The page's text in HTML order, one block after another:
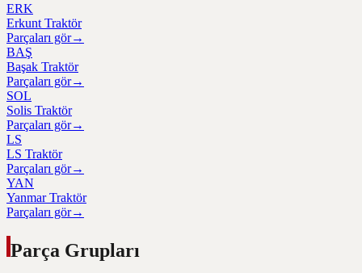
ERK
Erkunt Traktör
Parçaları gör→
BAŞ
Başak Traktör
Parçaları gör→
SOL
Solis Traktör
Parçaları gör→
LS
LS Traktör
Parçaları gör→
YAN
Yanmar Traktör
Parçaları gör→
Parça Grupları